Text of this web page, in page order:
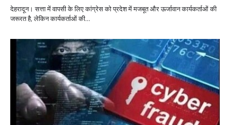
देहरादून। सत्ता में वापसी के लिए कांग्रेस को प्रदेश में मजबूत और ऊर्जावान कार्यकर्ताओं की
जरूरत है, लेकिन कार्यकर्ताओं की…